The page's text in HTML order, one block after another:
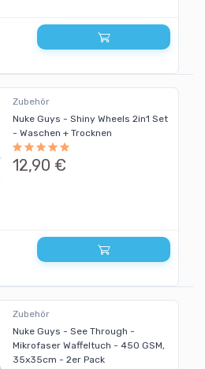
Zubehör
Nuke Guys - Shiny Wheels 2in1 Set
- Waschen + Trocknen
12,90 €
Zubehör
Nuke Guys - See Through -
Mikrofaser Waffeltuch - 450 GSM,
35x35cm - 2er Pack